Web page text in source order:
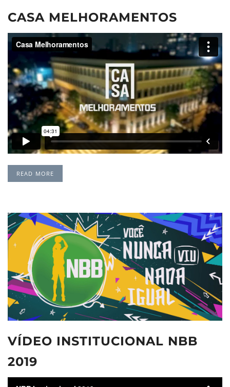
CASA MELHORAMENTOS
READ MORE
VÍDEO INSTITUCIONAL NBB
2019